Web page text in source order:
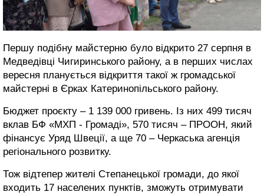
Першу подібну майстерню було відкрито 27 серпня в
Медведівці Чигиринського району, а в перших числах
вересня планується відкриття такої ж громадської
майстерні в Єрках Катеринопільського району.
Бюджет проєкту – 1 139 000 гривень. Із них 499 тисяч
вклав БФ «МХП - Громаді», 570 тисяч – ПРООН, який
фінансує Уряд Швеції, а ще 70 – Черкаська агенція
регіонального розвитку.
Тож відтепер жителі Степанецької громади, до якої
входить 17 населених пунктів, зможуть отримувати